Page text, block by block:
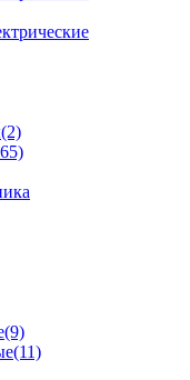
(2)
(9)
(11)